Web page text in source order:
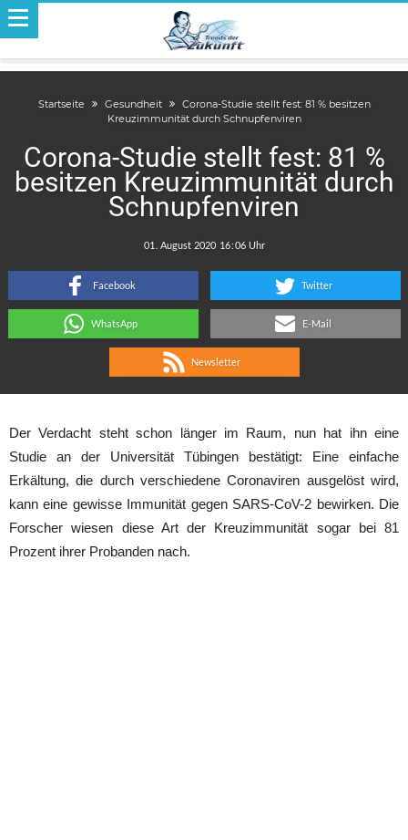
Startseite Gesundheit
Corona-Studie stellt fest: 81 % besitzen
Kreuzimmunität durch Schnupfenviren
Corona-Studie stellt fest: 81 %
besitzen Kreuzimmunität durch
Schnupfenviren
:
Facebook Twitter
WhatsApp E-Mail
Newsletter
Der Verdacht steht schon länger im Raum, nun hat ihn eine
Studie an der Universität Tübingen bestätigt: Eine einfache
Erkältung, die durch verschiedene Coronaviren ausgelöst wird,
kann eine gewisse Immunität gegen SARS-CoV-2 bewirken. Die
Forscher wiesen diese Art der Kreuzimmunität sogar bei 81
Prozent ihrer Probanden nach.